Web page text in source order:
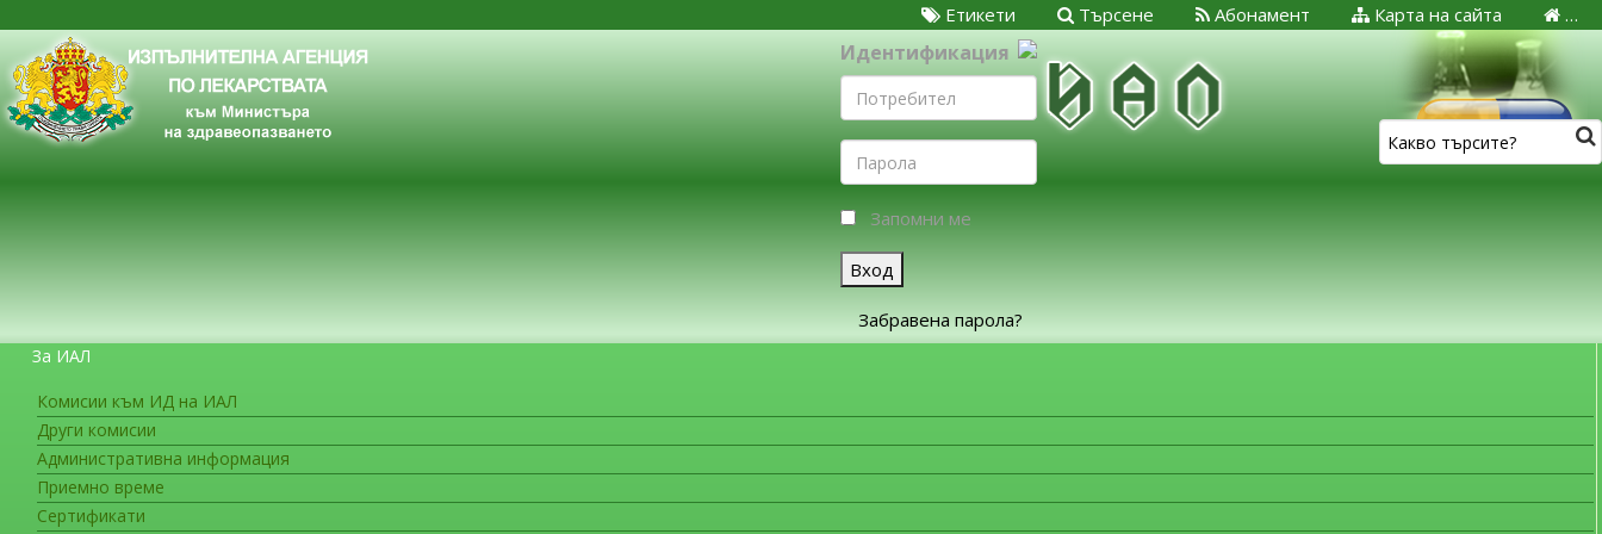
…
Карта на сайта
Абонамент
Търсене
Етикети
Идентификация
Запомни ме
Вход
Забравена парола?
За ИАЛ
Комисии към ИД на ИАЛ
Други комисии
Административна информация
Приемно време
Сертификати
ЗА ГРАЖДАНИТЕ